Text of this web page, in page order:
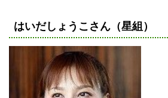
はいだしょうこさん（星組）